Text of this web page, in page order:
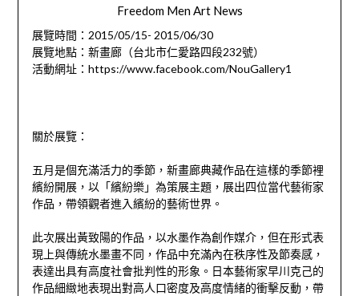
Freedom Men Art News
展覽時間：2015/05/15- 2015/06/30
展覽地點：新畫廊（台北市仁愛路四段232號）
活動網址：https://www.facebook.com/NouGallery1
關於展覽：
五月是個充滿活力的季節，新畫廊典藏作品在這樣的季節裡
繽紛開展，以「繽紛樂」為策展主題，展出四位當代藝術家
作品，帶領觀者進入繽紛的藝術世界。
此次展出黃致陽的作品，以水墨作為創作媒介，但在形式表
現上與傳統水墨畫不同，作品中充滿內在秩序性及節奏感，
表達出具有高度社會批判性的形象。日本藝術家早川克己的
作品細緻地表現出對高人口密度及高度情緒的衝擊反動，帶